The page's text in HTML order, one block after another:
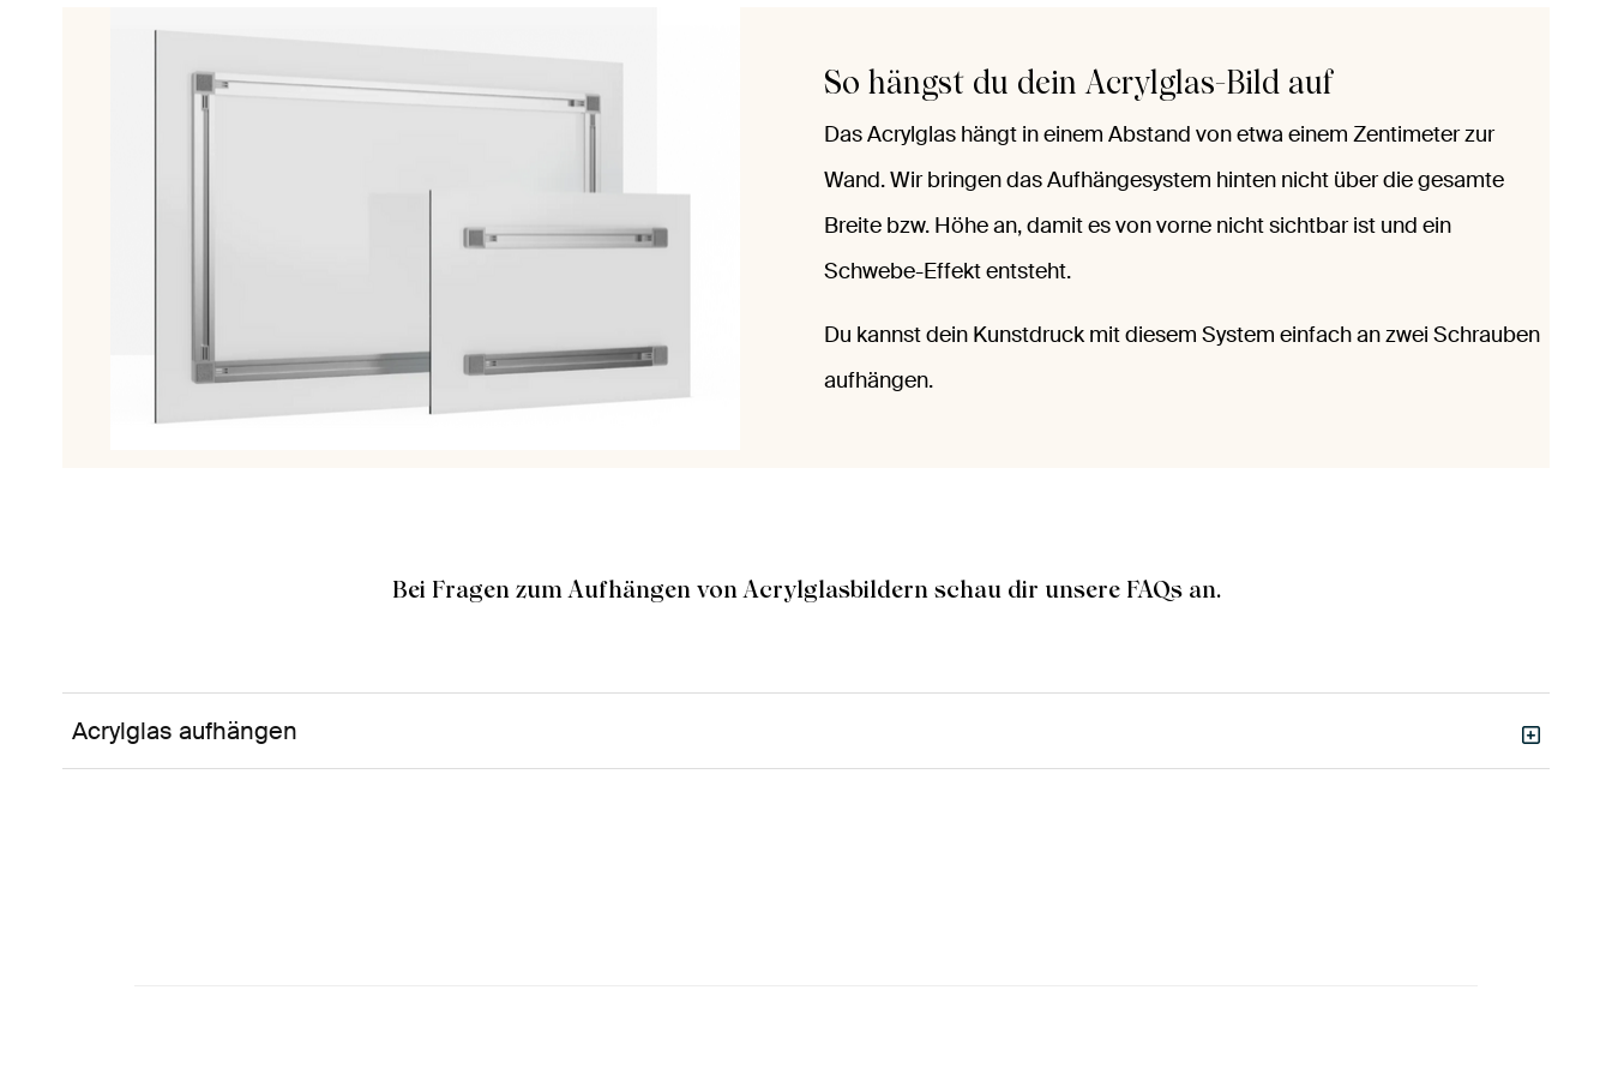
So hängst du dein Acrylglas-Bild auf
Das Acrylglas hängt in einem Abstand von etwa einem Zentimeter zur
Wand. Wir bringen das Aufhängesystem hinten nicht über die gesamte
Breite bzw. Höhe an, damit es von vorne nicht sichtbar ist und ein
Schwebe-Effekt entsteht.
Du kannst dein Kunstdruck mit diesem System einfach an zwei Schrauben
aufhängen.
Bei Fragen zum Aufhängen von Acrylglasbildern schau dir unsere FAQs an.
Acrylglas aufhängen